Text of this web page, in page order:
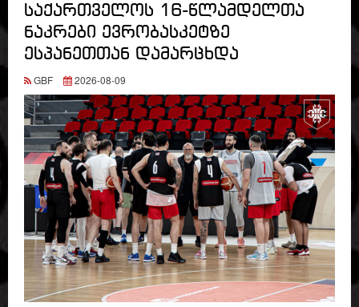
საქართველოს 16-წლამდელთა
ნაკრები ევრობასკეტზე
ესპანეთთან დამარცხდა
GBF 2026-08-09